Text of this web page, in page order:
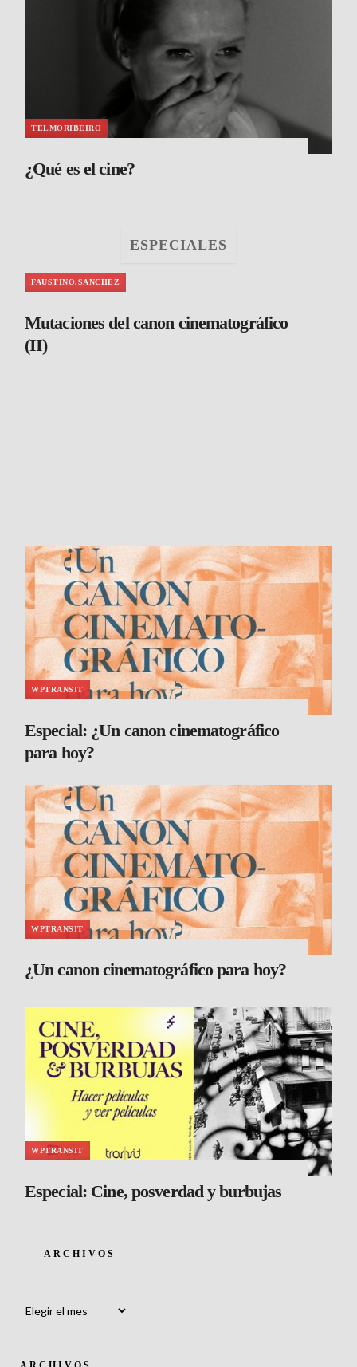
TELMORIBEIRO
¿Qué es el cine?
ESPECIALES
FAUSTINO.SANCHEZ
Mutaciones del canon cinematográfico
(II)
WPTRANSIT
Especial: ¿Un canon cinematográfico
para hoy?
WPTRANSIT
¿Un canon cinematográfico para hoy?
WPTRANSIT
Especial: Cine, posverdad y burbujas
ARCHIVOS